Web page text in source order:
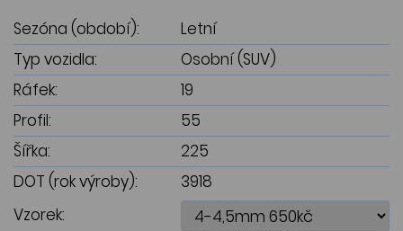
Sezóna (období):
Letní
Typ vozidla:
Osobní (SUV)
Ráfek:
19
Profil:
55
Šířka:
225
DOT (rok výroby):
3918
Vzorek: